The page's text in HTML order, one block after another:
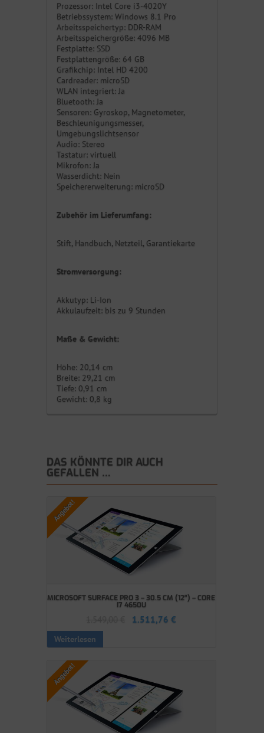
Prozessor: Intel Core i3-4020Y
Betriebssystem: Windows 8.1 Pro
Arbeitsspeichertyp: DDR-RAM
Arbeitsspeichergröße: 4096 MB
Festplatte: SSD
Festplattengröße: 64 GB
Grafikchip: Intel HD 4200
Cardreader: microSD
WLAN integriert: Ja
Bluetooth: Ja
Sensoren: Gyroskop, Magnetometer,
Beschleunigungsmesser,
Umgebungslichtsensor
Audio: Stereo
Tastatur: virtuell
Mikrofon: Ja
Wasserdicht: Nein
Speichererweiterung: microSD
Zubehör im Lieferumfang:
Stift, Handbuch, Netzteil, Garantiekarte
Stromversorgung:
Akkutyp: Li-Ion
Akkulaufzeit: bis zu 9 Stunden
Maße & Gewicht:
Höhe: 20,14 cm
Breite: 29,21 cm
Tiefe: 0,91 cm
Gewicht: 0,8 kg
DAS KÖNNTE DIR AUCH
GEFALLEN …
Angebot!
MICROSOFT SURFACE PRO 3 – 30.5 CM (12″) – CORE
I7 4650U
1.511,76€
Weiterlesen
Angebot!